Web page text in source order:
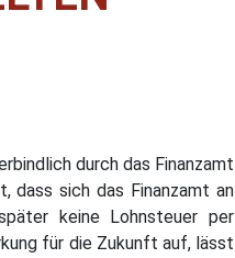
durch das Finanzamt
dass sich das Finanzamt an
keine Lohnsteuer per
für die Zukunft auf, lässt